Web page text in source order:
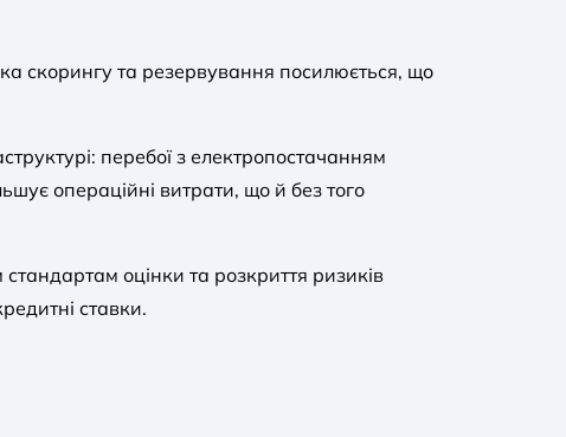
скорингу та резервування посилюється, що
перебої з електропостачанням
операційні витрати, що й без того
стандартам оцінки та розкриття ризиків
ставки.